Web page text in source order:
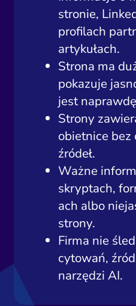
stronie,
profilach
artykułach.
Strona ma
pokazuje
jest
Strony
obietnice
źródeł.
Ważne
skryptach,
ach albo
strony.
Firma nie
cytowań,
narzędzi AI.